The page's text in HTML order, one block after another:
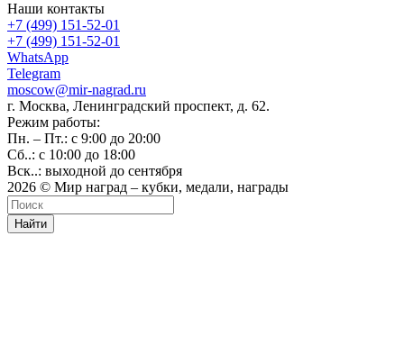
Наши контакты
+7 (499) 151-52-01
+7 (499) 151-52-01
WhatsApp
Telegram
moscow@mir-nagrad.ru
г. Москва, Ленинградский проспект, д. 62.
Режим работы:
Пн. – Пт.: с 9:00 до 20:00
Сб..: с 10:00 до 18:00
Вск..: выходной до сентября
2026 © Мир наград – кубки, медали, награды
Найти